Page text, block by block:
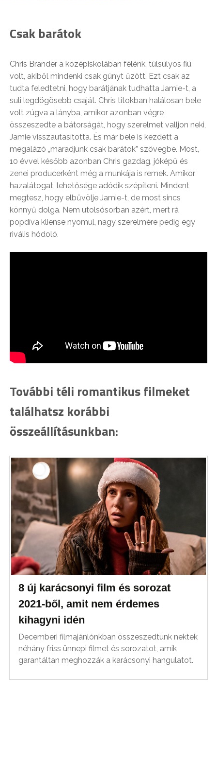
Csak barátok
Chris Brander a középiskolában félénk, túlsúlyos fiú
volt, akiből mindenki csak gúnyt űzött. Ezt csak az
tudta feledtetni, hogy barátjának tudhatta Jamie-t, a
suli legdögösebb csaját. Chris titokban halálosan bele
volt zúgva a lányba, amikor azonban végre
összeszedte a bátorságát, hogy szerelmet valljon neki,
Jamie visszautasította. És már bele is kezdett a
megalázó „maradjunk csak barátok” szövegbe. Most,
10 évvel később azonban Chris gazdag, jóképű és
zenei producerként még a munkája is remek. Amikor
hazalátogat, lehetősége adódik szépíteni. Mindent
megtesz, hogy elbűvölje Jamie-t, de most sincs
könnyű dolga. Nem utolsósorban azért, mert rá
popdíva kliense nyomul, nagy szerelmére pedig egy
rivális hódoló.
További téli romantikus filmeket
találhatsz korábbi
összeállításunkban:
8 új karácsonyi film és sorozat
2021-ből, amit nem érdemes
kihagyni idén
Decemberi filmajánlónkban összeszedtünk nektek
néhány friss ünnepi filmet és sorozatot, amik
garantáltan meghozzák a karácsonyi hangulatot.